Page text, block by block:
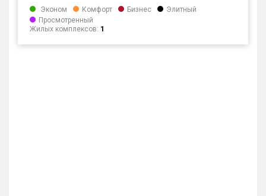
Эконом Комфорт Бизнес
Элитный
Просмотренный
Жилых комплексов: 1